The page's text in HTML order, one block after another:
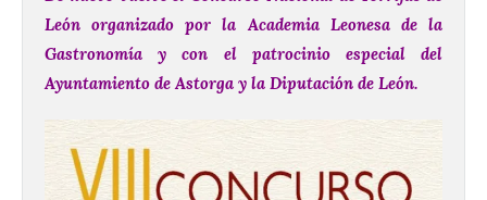
León organizado por la Academia Leonesa de la
Gastronomía y con el patrocinio especial del
Ayuntamiento de Astorga y la Diputación de León.